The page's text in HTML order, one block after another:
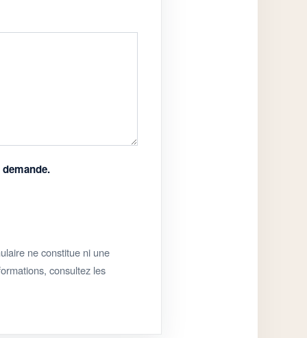
ne constitue ni une
consultez les